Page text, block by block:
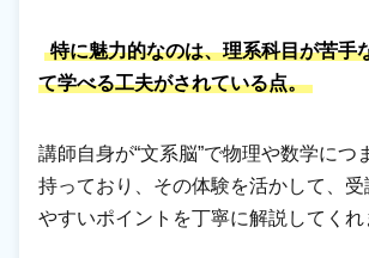
特に魅力的なのは、理系科目が苦手
て学べる工夫がされている点。
講師自身が“文系脳”で物理や数学につ
持っており、その体験を活かして、受
やすいポイントを丁寧に解説してくれ